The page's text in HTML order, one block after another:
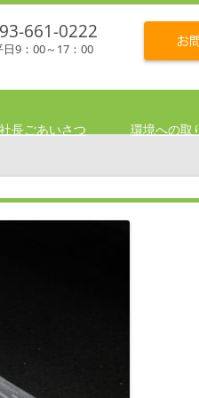
661-0222
9：00～17：00
社長ごあいさつ 環境への取